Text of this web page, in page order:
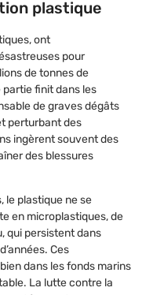
plastique
ont
pour
de tonnes de
finit dans les
de graves dégâts
perturbant des
ingèrent souvent des
des blessures
le plastique ne se
en microplastiques, de
qui persistent dans
Ces
dans les fonds marins
La lutte contre la